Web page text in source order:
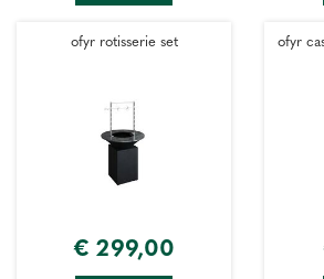
ofyr rotisserie set
€ 299,00
ofyr